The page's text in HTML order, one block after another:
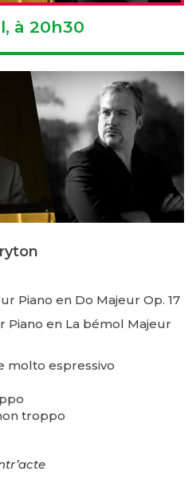
à 20h30
Piano en Do Majeur Op. 17
Piano en La bémol Majeur
molto espressivo
troppo